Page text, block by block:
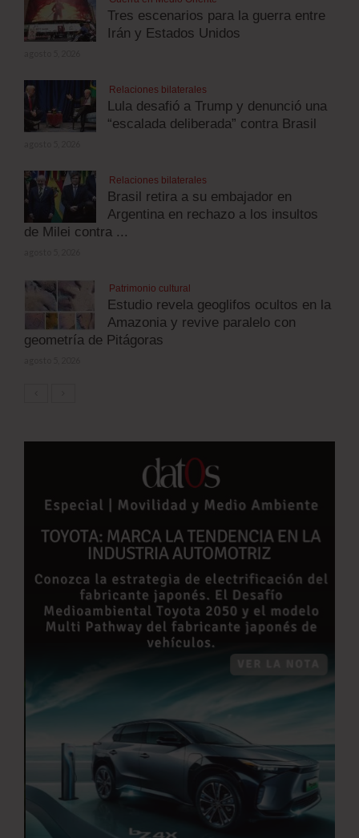
Tres escenarios para la guerra entre
Irán y Estados Unidos
Relaciones bilaterales
Lula desafió a Trump y denunció una
“escalada deliberada” contra Brasil
Relaciones bilaterales
Brasil retira a su embajador en
Argentina en rechazo a los insultos
de Milei contra ...
Patrimonio cultural
Estudio revela geoglifos ocultos en la
Amazonia y revive paralelo con
geometría de Pitágoras